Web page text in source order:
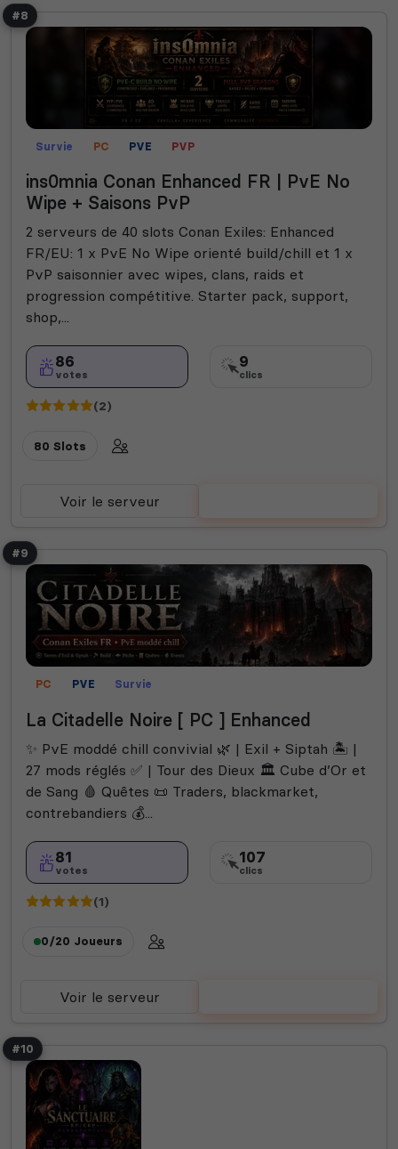
#8
Survie PC PVE PVP
ins0mnia Conan Enhanced FR | PvE No
Wipe + Saisons PvP
2 serveurs de 40 slots Conan Exiles: Enhanced
FR/EU: 1 x PvE No Wipe orienté build/chill et 1 x
PvP saisonnier avec wipes, clans, raids et
progression compétitive. Starter pack, support,
shop,...
86
votes
9
clics
(2)
80 Slots
Voir le serveur
#9
PC PVE Survie
La Citadelle Noire [ PC ] Enhanced
✨ PvE moddé chill convivial 🌿 | Exil + Siptah 🏝️ |
27 mods réglés ✅ | Tour des Dieux 🏛️ Cube d’Or et
de Sang 🩸 Quêtes 📜 Traders, blackmarket,
contrebandiers 💰...
81
votes
107
clics
(1)
0/20 Joueurs
Voir le serveur
#10